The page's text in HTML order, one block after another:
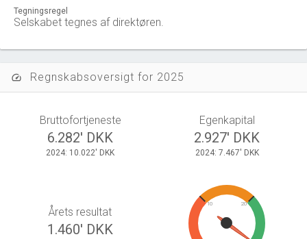
Tegningsregel
Selskabet tegnes af direktøren.
speed Regnskabsoversigt for 2025
Bruttofortjeneste
6.282' DKK
2024: 10.022' DKK
Egenkapital
2.927' DKK
2024: 7.467' DKK
Årets resultat
1.460' DKK
10 20